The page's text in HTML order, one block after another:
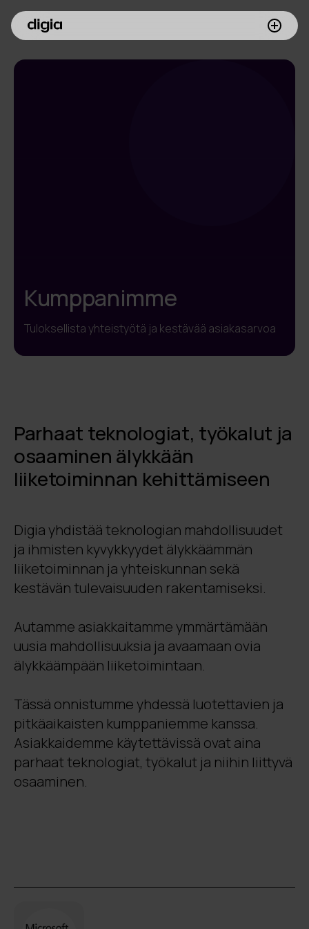
Palvelumme
Kumppanimme
Tuloksellista yhteistyötä ja kestävää asiakasarvoa
Parhaat teknologiat, työkalut ja
osaaminen älykkään
liiketoiminnan kehittämiseen
Digia yhdistää teknologian mahdollisuudet
ja ihmisten kyvykkyydet älykkäämmän
liiketoiminnan ja yhteiskunnan sekä
kestävän tulevaisuuden rakentamiseksi.
Autamme asiakkaitamme ymmärtämään
uusia mahdollisuuksia ja avaamaan ovia
älykkäämpään liiketoimintaan.
Tässä onnistumme yhdessä luotettavien ja
pitkäaikaisten kumppaniemme kanssa.
Asiakkaidemme käytettävissä ovat aina
parhaat teknologiat, työkalut ja niihin liittyvä
osaaminen.